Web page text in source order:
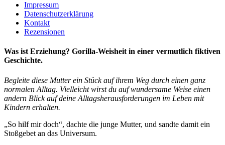
Impressum
Datenschutzerklärung
Kontakt
Rezensionen
Was ist Erziehung? Gorilla-Weisheit in einer vermutlich fiktiven
Geschichte.
Begleite diese Mutter ein Stück auf ihrem Weg durch einen ganz
normalen Alltag. Vielleicht wirst du auf wundersame Weise einen
andern Blick auf deine Alltagsherausforderungen im Leben mit
Kindern erhalten.
„So hilf mir doch“, dachte die junge Mutter, und sandte damit ein
Stoßgebet an das Universum.